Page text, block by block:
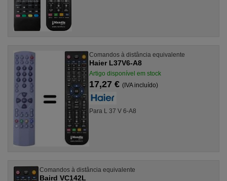
Comandos à distância equivalente
Haier L37V6-A8
Artigo disponível em stock
17,27 € (IVA incluído)
Para L 37 V 6-A8
Comandos à distância equivalente
Baird VC142L